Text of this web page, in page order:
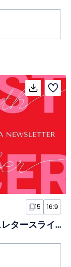
15 16:9
大胆ミニマルな乳がん啓発ニュースレタースライド